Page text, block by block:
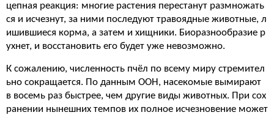
цепная реакция: многие растения перестанут размножать
ся и исчезнут, за ними последуют травоядные животные, л
ишившиеся корма, а затем и хищники. Биоразнообразие р
ухнет, и восстановить его будет уже невозможно.
К сожалению, численность пчёл по всему миру стремител
ьно сокращается. По данным ООН, насекомые вымирают
в восемь раз быстрее, чем другие виды животных. При сох
ранении нынешних темпов их полное исчезновение может